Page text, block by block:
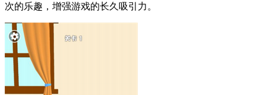
次的乐趣，增强游戏的长久吸引力。